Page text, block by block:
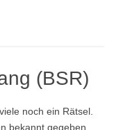
(BSR)
noch ein Rätsel.
bekannt gegeben,